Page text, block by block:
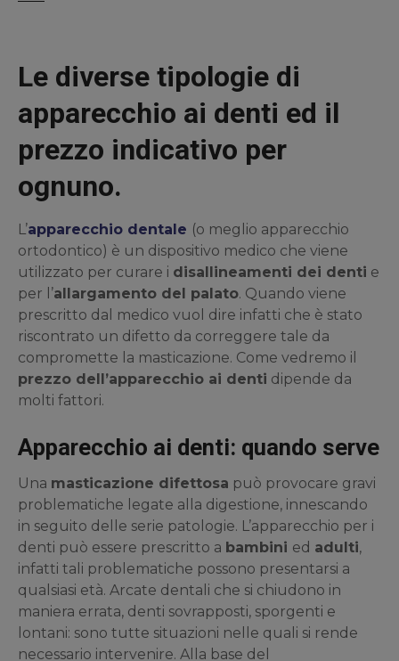
Le diverse tipologie di
apparecchio ai denti ed il
prezzo indicativo per
ognuno.
L’apparecchio dentale (o meglio apparecchio
ortodontico) è un dispositivo medico che viene
utilizzato per curare i disallineamenti dei denti e
per l’allargamento del palato. Quando viene
prescritto dal medico vuol dire infatti che è stato
riscontrato un difetto da correggere tale da
compromette la masticazione. Come vedremo il
prezzo dell’apparecchio ai denti dipende da
molti fattori.
Apparecchio ai denti: quando serve
Una masticazione difettosa può provocare gravi
problematiche legate alla digestione, innescando
in seguito delle serie patologie. L’apparecchio per i
denti può essere prescritto a bambini ed adulti,
infatti tali problematiche possono presentarsi a
qualsiasi età. Arcate dentali che si chiudono in
maniera errata, denti sovrapposti, sporgenti e
lontani: sono tutte situazioni nelle quali si rende
necessario intervenire. Alla base del